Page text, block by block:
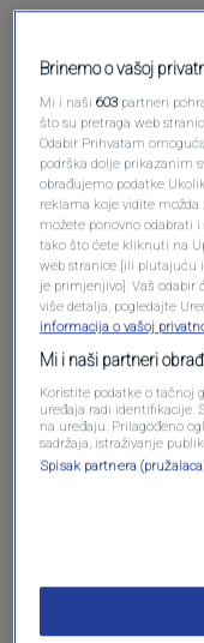
Brinemo o vašoj
Mi i naši603 partneri
što su pretraga web
Odabir Prihvatam
podrška dolje prikazanim
obrađujemo podatke
reklama koje vidite možda
možete ponovno
tako što ćete kliknuti na
web stranice [ili plutajuću
je primjenjivo]. Vaš odabir
više detalja, pogledajte
informacija o vašoj
Mi i naši partneri
Koristite podatke o tačnoj
uređaja radi identifikacije.
na uređaju. Prilagođeno
sadržaja, istraživanje
Spisak partnera